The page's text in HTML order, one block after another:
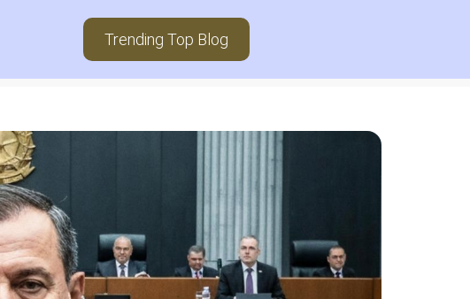
Trending Top Blog